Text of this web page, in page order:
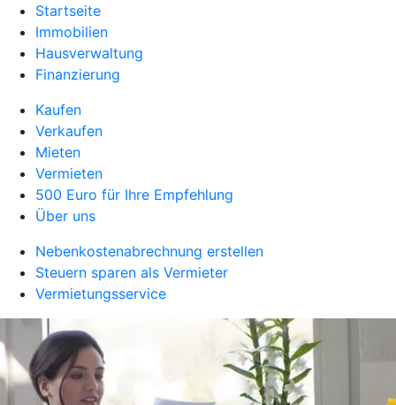
Startseite
Immobilien
Hausverwaltung
Finanzierung
Kaufen
Verkaufen
Mieten
Vermieten
500 Euro für Ihre Empfehlung
Über uns
Nebenkostenabrechnung erstellen
Steuern sparen als Vermieter
Vermietungsservice